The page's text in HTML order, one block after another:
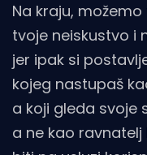
Na kraju,
tvoje neiskustvo i
jer ipak si
kojeg nastupaš
a koji gleda svoje
a ne kao